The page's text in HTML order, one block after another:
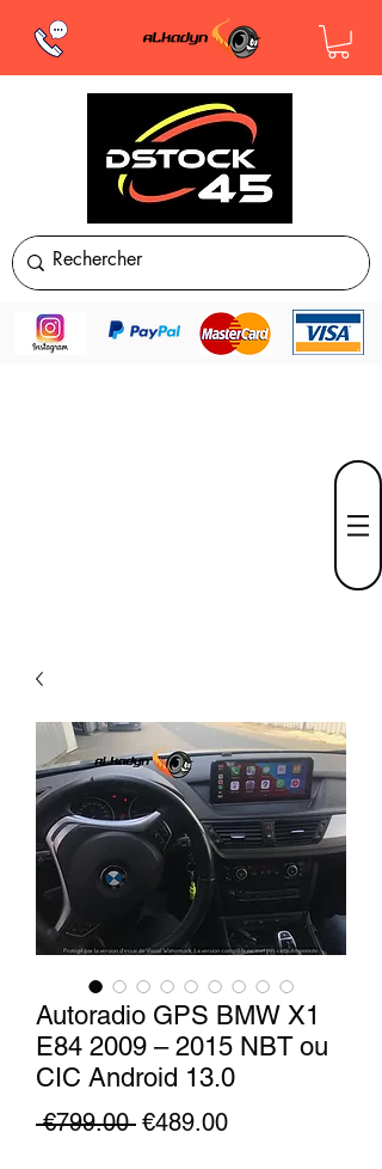
Autoradio GPS BMW X1
E84 2009 – 2015 NBT ou
CIC Android 13.0
€799.00 Regular
€489.00Sale